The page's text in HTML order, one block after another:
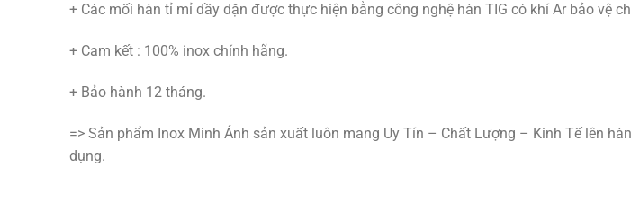
+ Các mối hàn tỉ mỉ dầy dặn được thực hiện bằng công nghệ hàn TIG có khí Ar bảo vệ
+ Cam kết : 100% inox chính hãng.
+ Bảo hành 12 tháng.
=> Sản phẩm Inox Minh Ánh sản xuất luôn mang Uy Tín – Chất Lượng – Kinh Tế lên
dụng.